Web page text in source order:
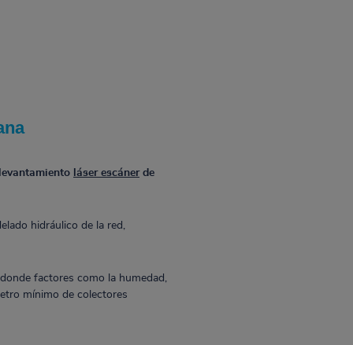
láser escánerde
hidráulico de la red,
factores como la humedad,
mínimo de colectores